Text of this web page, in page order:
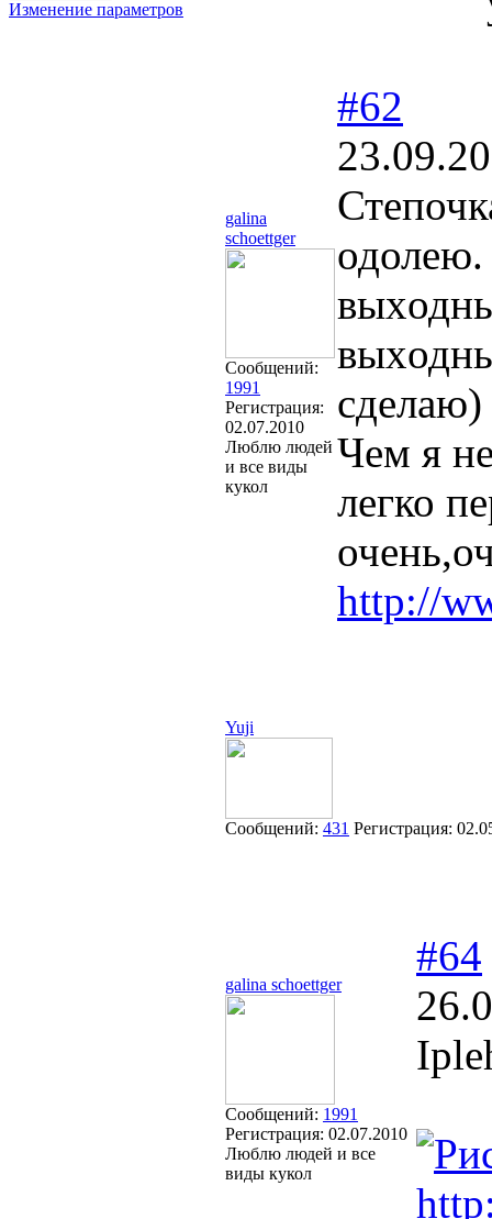
Изменение параметров
galina
schoettger
Сообщений:
1991
Регистрация:
02.07.2010
Люблю людей
и все виды
кукол
#62
одолею.
сделаю)
Чем я
легко
http://
Yuji
Сообщений: 431 Регистрация:
galina schoettger
Сообщений: 1991
Регистрация: 02.07.2010
Люблю людей и все
виды кукол
#64